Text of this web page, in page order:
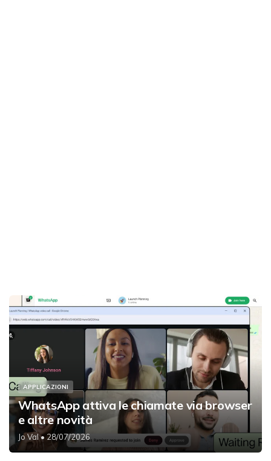
APPLICAZIONI
WhatsApp attiva le chiamate via browser
e altre novità
Jo Val• 28/07/2026